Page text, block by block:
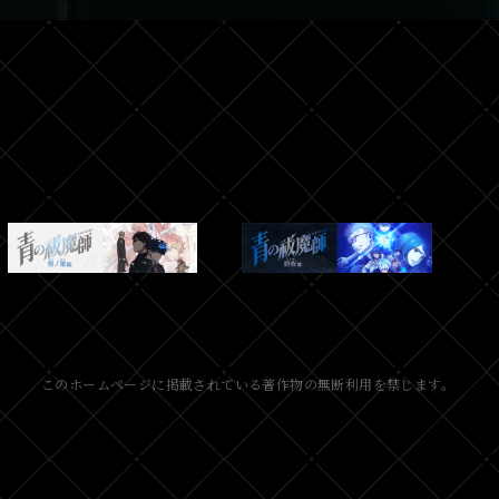
このホームページに掲載されている著作物の無断利用を禁じます。